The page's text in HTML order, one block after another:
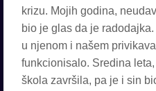
krizu. Mojih godina,
bio je glas da je
u njenom i našem
funkcionisalo. Sredina
škola završila, pa je i sin